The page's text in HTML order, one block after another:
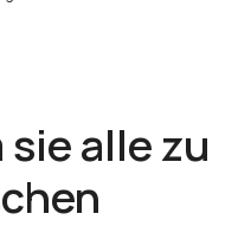
sie alle zu